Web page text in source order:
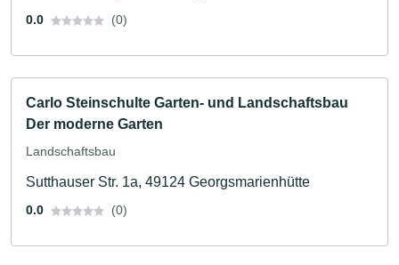
0.0 (0)
Carlo Steinschulte Garten- und Landschaftsbau
Der moderne Garten
Landschaftsbau
Sutthauser Str. 1a, 49124 Georgsmarienhütte
0.0 (0)